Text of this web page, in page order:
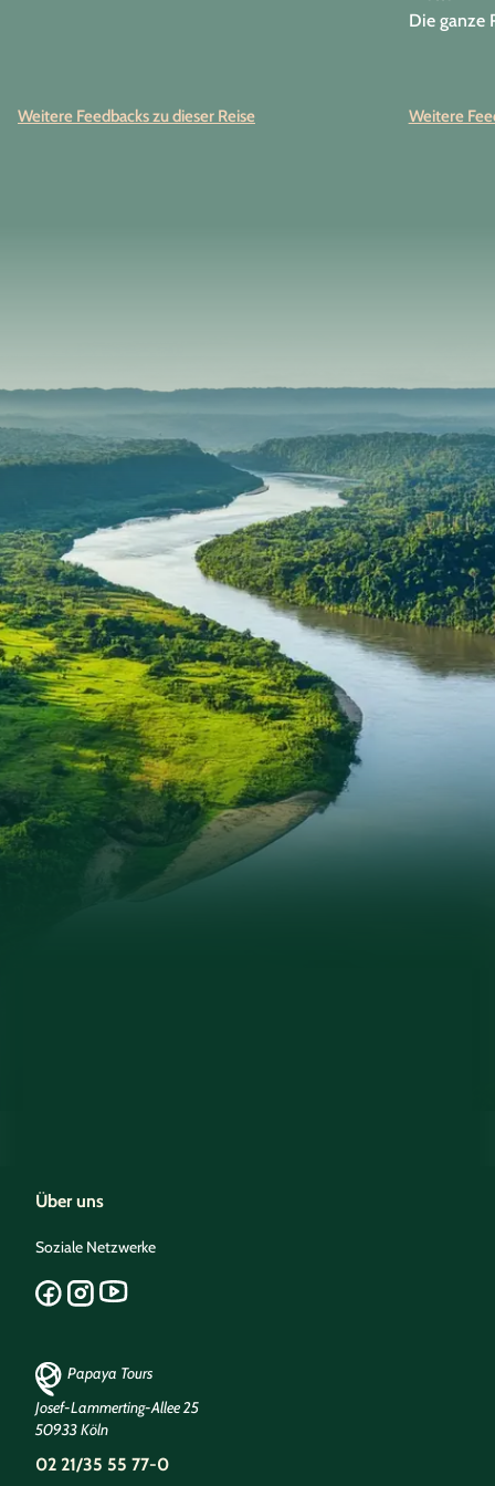
Weitere Feedbacks zu dieser Reise
Die ganze
Weitere
Über uns
Soziale Netzwerke
Papaya Tours
Josef-Lammerting-Allee 25
50933 Köln
02 21/35 55 77-0